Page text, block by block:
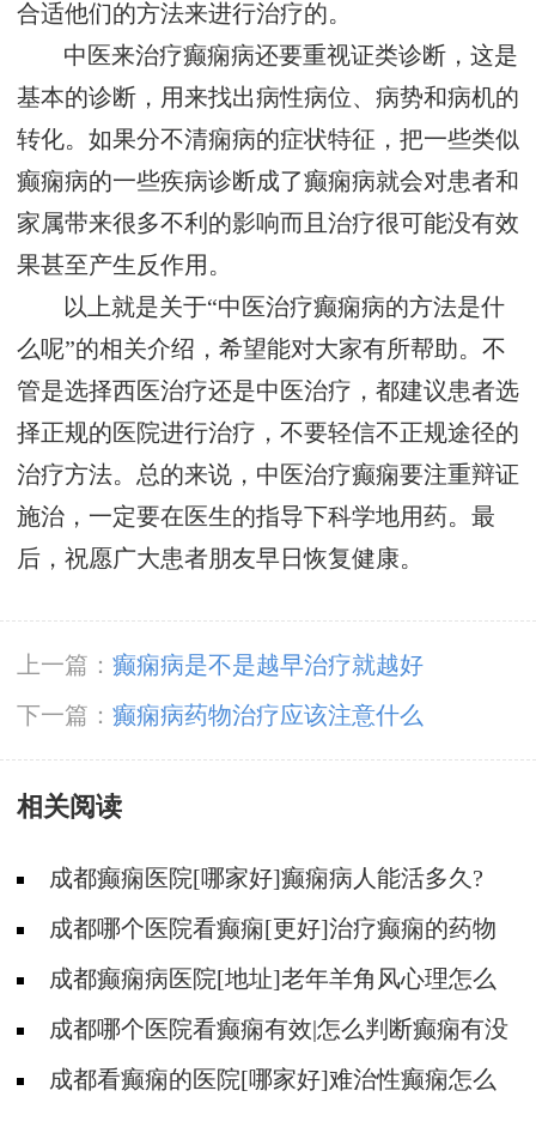
合适他们的方法来进行治疗的。
中医来治疗癫痫病还要重视证类诊断，这是
基本的诊断，用来找出病性病位、病势和病机的
转化。如果分不清痫病的症状特征，把一些类似
癫痫病的一些疾病诊断成了癫痫病就会对患者和
家属带来很多不利的影响而且治疗很可能没有效
果甚至产生反作用。
以上就是关于“中医治疗癫痫病的方法是什
么呢”的相关介绍，希望能对大家有所帮助。不
管是选择西医治疗还是中医治疗，都建议患者选
择正规的医院进行治疗，不要轻信不正规途径的
治疗方法。总的来说，中医治疗癫痫要注重辩证
施治，一定要在医生的指导下科学地用药。最
后，祝愿广大患者朋友早日恢复健康。
上一篇： 癫痫病是不是越早治疗就越好
下一篇： 癫痫病药物治疗应该注意什么
相关阅读
成都癫痫医院[哪家好]癫痫病人能活多久?
成都哪个医院看癫痫[更好]治疗癫痫的药物
不良反应是什么?
成都癫痫病医院[地址]老年羊角风心理怎么
调整?成都哪个医院看癫痫有效|怎么判断癫痫有没
有发作?
成都看癫痫的医院[哪家好]难治性癫痫怎么